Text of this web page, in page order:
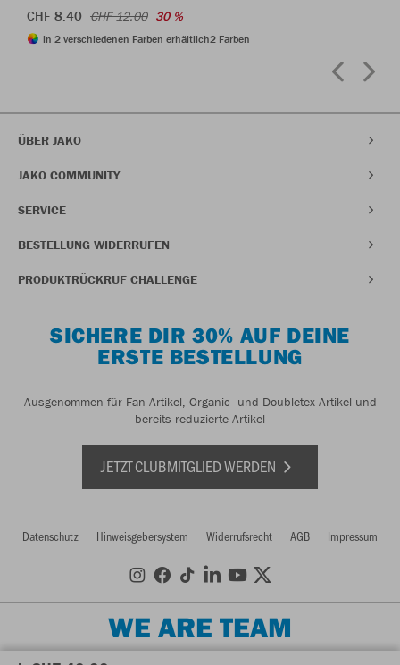
CHF 8.40 CHF 12.00 30 %
in 2 verschiedenen Farben erhältlich2 Farben
ÜBER JAKO
JAKO COMMUNITY
SERVICE
BESTELLUNG WIDERRUFEN
PRODUKTRÜCKRUF CHALLENGE
SICHERE DIR 30% AUF DEINE
ERSTE BESTELLUNG
Ausgenommen für Fan-Artikel, Organic- und Doubletex-Artikel und
bereits reduzierte Artikel
JETZT CLUBMITGLIED WERDEN
Datenschutz Hinweisgebersystem Widerrufsrecht AGB Impressum
WE ARE TEAM